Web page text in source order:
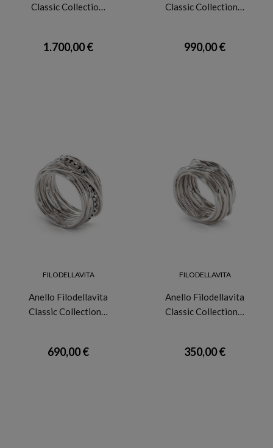
Classic Collectio…
1.700,00 €
Classic Collection…
990,00 €
FILODELLAVITA
Anello Filodellavita
Classic Collection…
690,00 €
FILODELLAVITA
Anello Filodellavita
Classic Collection…
350,00 €